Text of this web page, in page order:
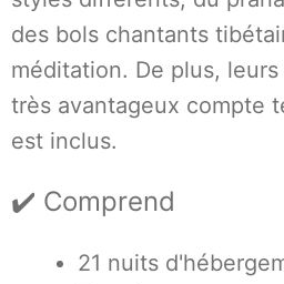
des bols chantants
méditation. De plus,
très avantageux compte
est inclus.
✔️ Comprend
21 nuits